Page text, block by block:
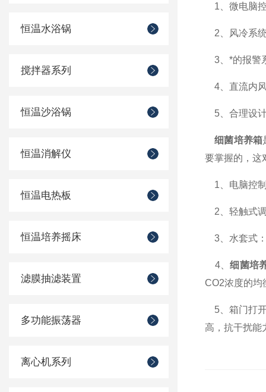
恒温水浴锅
搅拌器系列
恒温沙浴锅
恒温消解仪
恒温电热板
恒温培养摇床
滤膜抽滤装置
多功能振荡器
离心机系列
1、微电脑
2、风冷系
3、*的报警
4、直流内风
5、合理设
细菌培养箱
要掌握的，这
1、电脑控
2、轻触式调
3、水套式：
4、细菌培
CO2浓度的均
5、箱门打开
高，抗干扰能